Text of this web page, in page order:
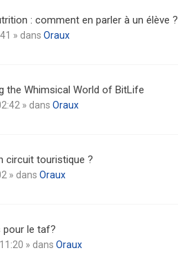
: comment en parler à un élève ?
» dans Oraux
the Whimsical World of BitLife
» dans Oraux
circuit touristique ?
» dans Oraux
le taf?
» dans Oraux